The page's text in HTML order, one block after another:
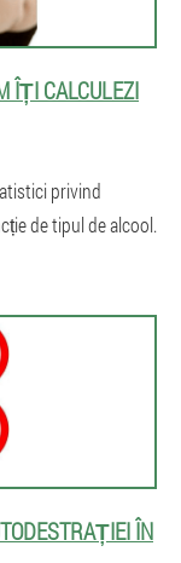
ÎȚI CALCULEZI
privind
de tipul de alcool.
ÎN